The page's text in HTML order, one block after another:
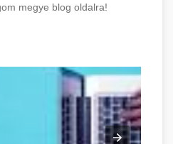
megye blog oldalra!